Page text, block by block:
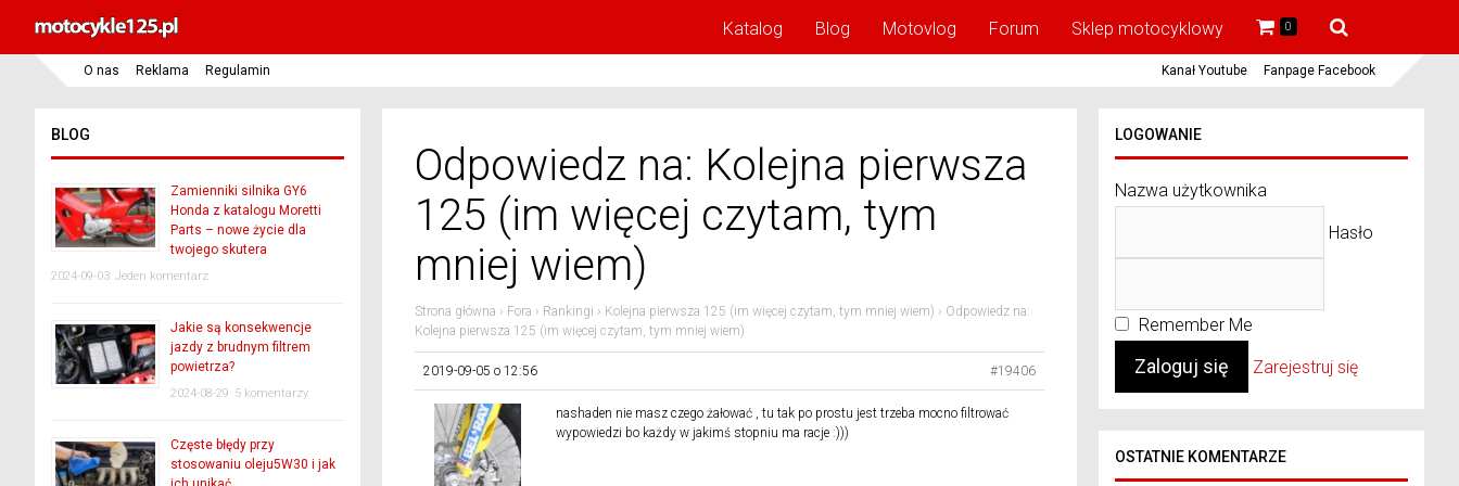
Katalog Blog Motovlog Forum Sklep motocyklowy 0
O nas Reklama Regulamin Kanał Youtube Fanpage Facebook
Odpowiedz na: Kolejna pierwsza
125 (im więcej czytam, tym
mniej wiem)
Strona główna › Fora › Rankingi › Kolejna pierwsza 125 (im więcej czytam, tym mniej wiem) › Odpowiedz na:
Kolejna pierwsza 125 (im więcej czytam, tym mniej wiem)
2019-09-05 o 12:56 #19406
nashaden nie masz czego żałować , tu tak po prostu jest trzeba mocno filtrować
wypowiedzi bo każdy w jakimś stopniu ma racje :)))
BLOG
Zamienniki silnika GY6
Honda z katalogu Moretti
Parts – nowe życie dla
twojego skutera
2024-09-03 Jeden komentarz
Jakie są konsekwencje
jazdy z brudnym filtrem
powietrza?
2024-08-29 5 komentarzy
Częste błędy przy
stosowaniu oleju5W30 i jak
LOGOWANIE
Nazwa użytkownika
Hasło
Remember Me
Zarejestruj się
OSTATNIE KOMENTARZE